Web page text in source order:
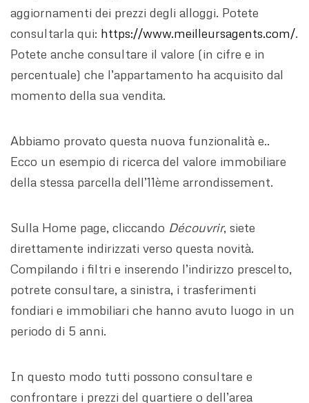
aggiornamenti dei prezzi degli alloggi. Potete
consultarla qui: https://www.meilleursagents.com/.
Potete anche consultare il valore (in cifre e in
percentuale) che l’appartamento ha acquisito dal
momento della sua vendita.
Abbiamo provato questa nuova funzionalità e..
Ecco un esempio di ricerca del valore immobiliare
della stessa parcella dell’11ème arrondissement.
Sulla Home page, cliccando Découvrir, siete
direttamente indirizzati verso questa novità.
Compilando i filtri e inserendo l’indirizzo prescelto,
potrete consultare, a sinistra, i trasferimenti
fondiari e immobiliari che hanno avuto luogo in un
periodo di 5 anni.
In questo modo tutti possono consultare e
confrontare i prezzi del quartiere o dell’area